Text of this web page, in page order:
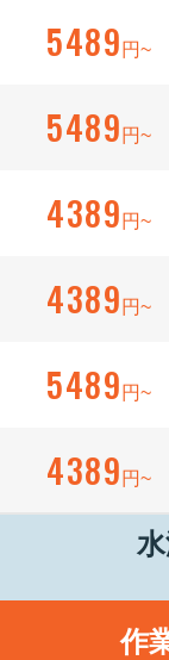
5489 円~
5489 円~
4389 円~
4389 円~
5489 円~
4389 円~
作